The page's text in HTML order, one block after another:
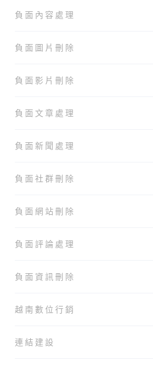
負面內容處理
負面圖片刪除
負面影片刪除
負面文章處理
負面新聞處理
負面社群刪除
負面網站刪除
負面評論處理
負面資訊刪除
越南數位行銷
連結建設